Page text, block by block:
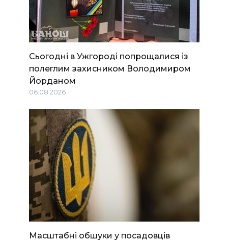
Сьогодні в Ужгороді попрощалися із
полеглим захисником Володимиром
Йорданом
06.08.2026
Масштабні обшуки у посадовців